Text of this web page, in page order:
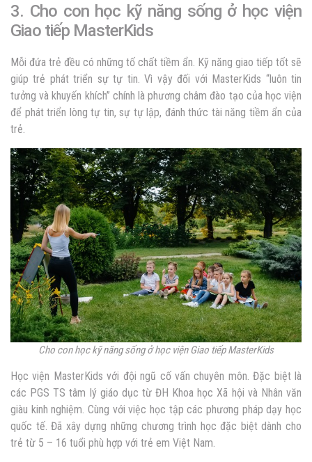
3. Cho con học kỹ năng sống ở học viện
Giao tiếp MasterKids
Mỗi đứa trẻ đều có những tố chất tiềm ẩn. Kỹ năng giao tiếp tốt sẽ
giúp trẻ phát triển sự tự tin. Vì vậy đối với MasterKids “luôn tin
tưởng và khuyến khích” chính là phương châm đào tạo của học viện
để phát triển lòng tự tin, sự tự lập, đánh thức tài năng tiềm ẩn của
trẻ.
Cho con học kỹ năng sống ở học viện Giao tiếp MasterKids
Học viện MasterKids với đội ngũ cố vấn chuyên môn. Đặc biệt là
các PGS TS tâm lý giáo dục từ ĐH Khoa học Xã hội và Nhân văn
giàu kinh nghiệm. Cùng với việc học tập các phương pháp dạy học
quốc tế. Đã xây dựng những chương trình học đặc biệt dành cho
trẻ từ 5 – 16 tuổi phù hợp với trẻ em Việt Nam.